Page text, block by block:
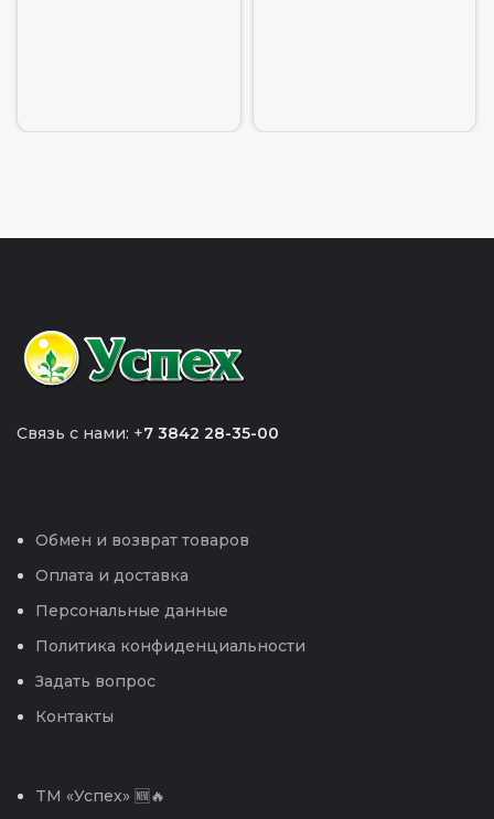
Связь с нами: +7 3842 28-35-00
Обмен и возврат товаров
Оплата и доставка
Персональные данные
Политика конфиденциальности
Задать вопрос
Контакты
TM «Успех» 🆕🔥